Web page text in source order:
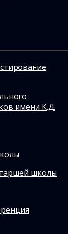
имени К.Д.
школы